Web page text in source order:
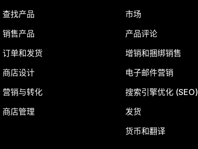
查找产品
销售产品
订单和发货
商店设计
营销与转化
商店管理
市场
产品评论
增销和捆绑销售
电子邮件营销
搜索引擎优化 (SEO)
发货
货币和翻译